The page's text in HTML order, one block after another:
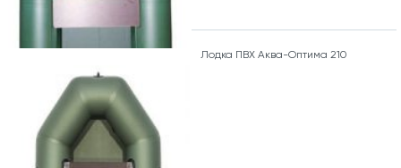
Лодка ПВХ Аква-Оптима 210